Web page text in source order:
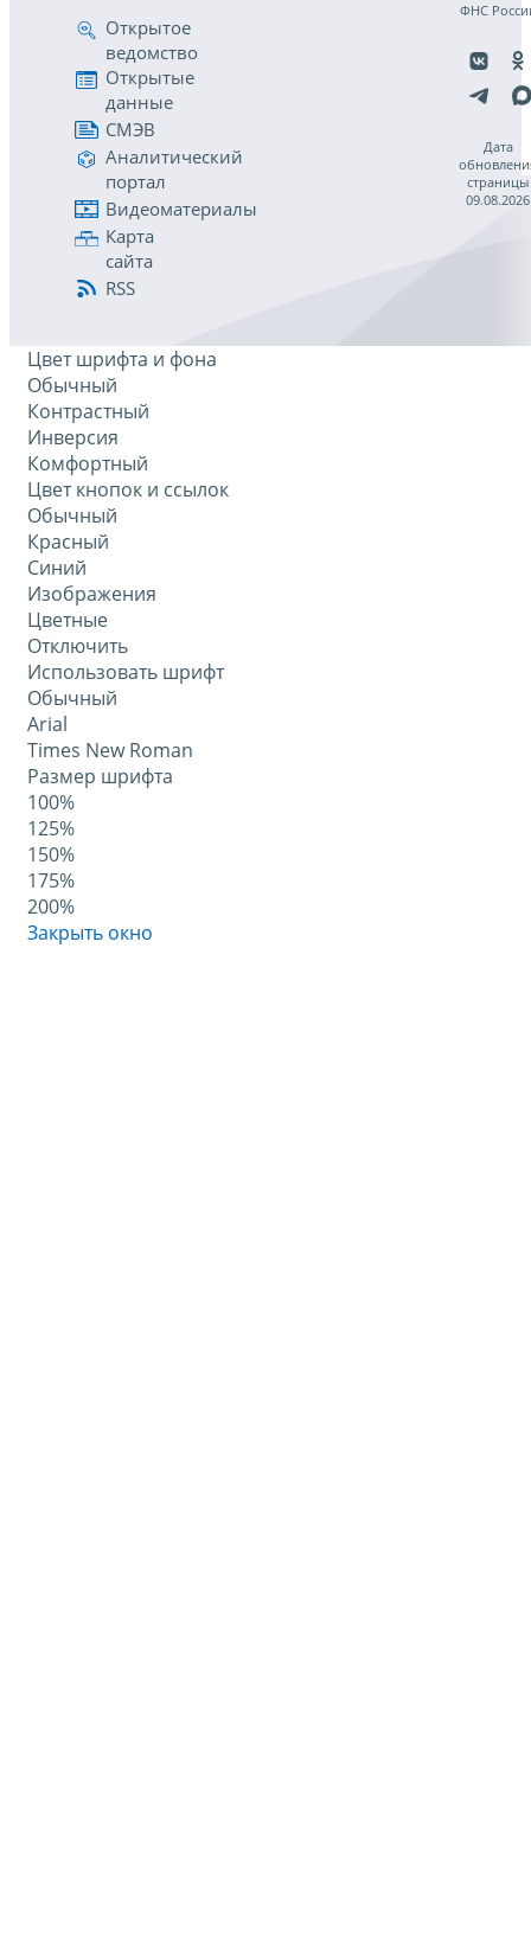
Открытое
ведомство
Открытые
данные
СМЭВ
Аналитический
портал
Видеоматериалы
Карта
сайта
RSS
ФНС
Дата
страницы
09.08.2026
Цвет шрифта и фона
Обычный
Контрастный
Инверсия
Комфортный
Цвет кнопок и ссылок
Обычный
Красный
Синий
Изображения
Цветные
Отключить
Использовать шрифт
Обычный
Arial
Times New Roman
Размер шрифта
100%
125%
150%
175%
200%
Закрыть окно